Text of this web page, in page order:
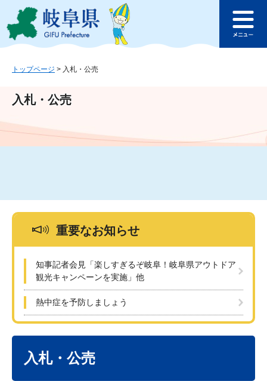
ジ
ュ
文
このページの本文へ
ュ
トップページ > 入札・公売
入札・公売
重要なお知らせ
知事記者会見「楽しすぎるぞ岐阜！岐阜県アウトドア
観光キャンペーンを実施」他
熱中症を予防しましょう
入札・公売